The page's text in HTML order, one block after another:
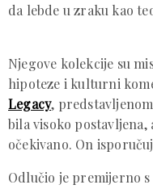
da lebde u zraku kao
Njegove kolekcije su
hipoteze i kulturni
Legacy,
bila visoko
očekivano. On
Odlučio je premijerno